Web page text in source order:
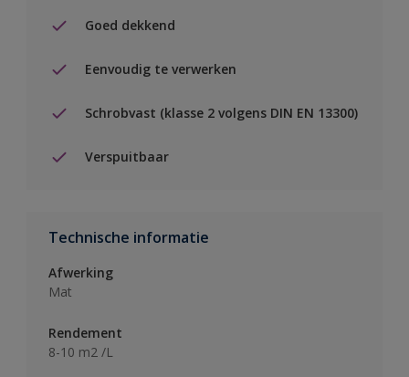
Goed dekkend
Eenvoudig te verwerken
Schrobvast (klasse 2 volgens DIN EN 13300)
Verspuitbaar
Technische informatie
Afwerking
Mat
Rendement
8-10 m2 /L